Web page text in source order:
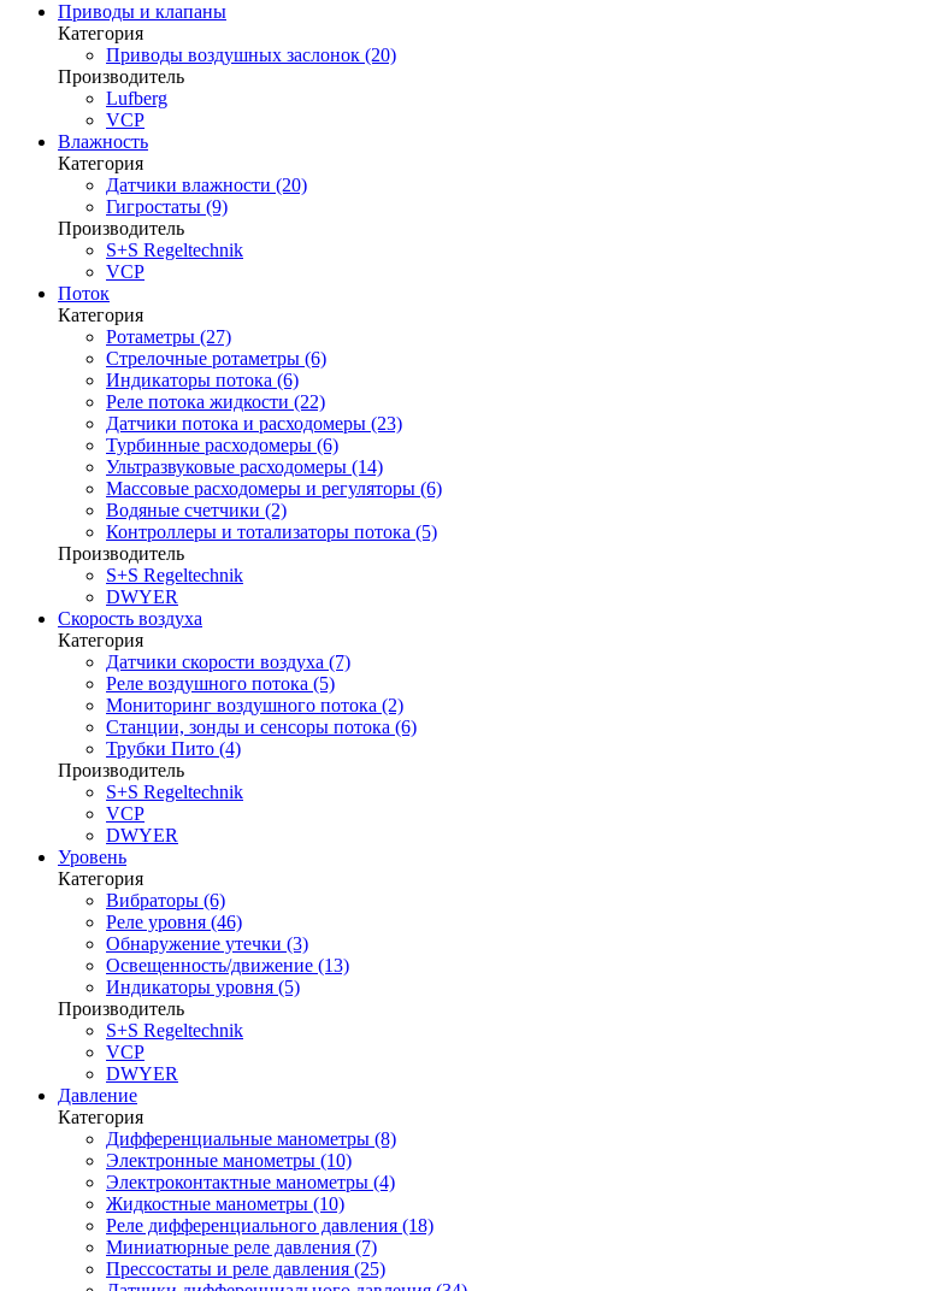
Приводы и клапаны
Категория
Приводы воздушных заслонок (20)
Производитель
Lufberg
VCP
Влажность
Категория
Датчики влажности (20)
Гигростаты (9)
Производитель
S+S Regeltechnik
VCP
Поток
Категория
Ротаметры (27)
Стрелочные ротаметры (6)
Индикаторы потока (6)
Реле потока жидкости (22)
Датчики потока и расходомеры (23)
Турбинные расходомеры (6)
Ультразвуковые расходомеры (14)
Массовые расходомеры и регуляторы (6)
Водяные счетчики (2)
Контроллеры и тотализаторы потока (5)
Производитель
S+S Regeltechnik
DWYER
Скорость воздуха
Категория
Датчики скорости воздуха (7)
Реле воздушного потока (5)
Мониторинг воздушного потока (2)
Станции, зонды и сенсоры потока (6)
Трубки Пито (4)
Производитель
S+S Regeltechnik
VCP
DWYER
Уровень
Категория
Вибраторы (6)
Реле уровня (46)
Обнаружение утечки (3)
Освещенность/движение (13)
Индикаторы уровня (5)
Производитель
S+S Regeltechnik
VCP
DWYER
Давление
Категория
Дифференциальные манометры (8)
Электронные манометры (10)
Электроконтактные манометры (4)
Жидкостные манометры (10)
Реле дифференциального давления (18)
Миниатюрные реле давления (7)
Прессостаты и реле давления (25)